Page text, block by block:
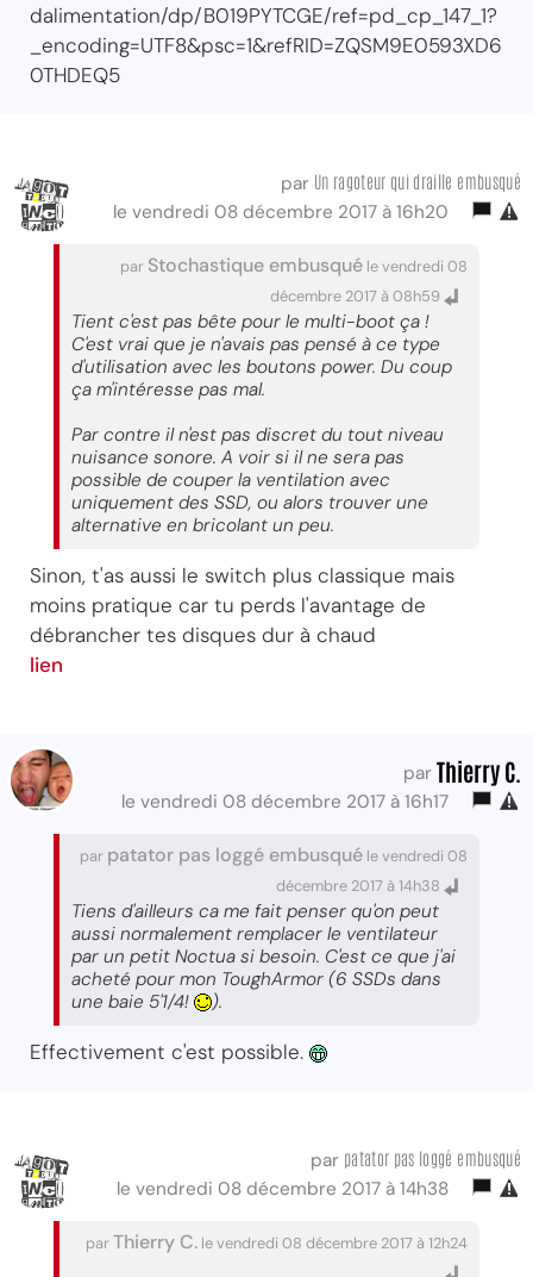
dalimentation/dp/B019PYTCGE/ref=pd_cp_147_1?
_encoding=UTF8&psc=1&refRID=ZQSM9E0593XD6
0THDEQ5
par Un ragoteur qui draille embusqué
le vendredi 08 décembre 2017 à 16h20
par Stochastique embusqué le vendredi 08
décembre 2017 à 08h59
Tient c'est pas bête pour le multi-boot ça !
C'est vrai que je n'avais pas pensé à ce type
d'utilisation avec les boutons power. Du coup
ça m'intéresse pas mal.
Par contre il n'est pas discret du tout niveau
nuisance sonore. A voir si il ne sera pas
possible de couper la ventilation avec
uniquement des SSD, ou alors trouver une
alternative en bricolant un peu.
Sinon, t'as aussi le switch plus classique mais
moins pratique car tu perds l'avantage de
débrancher tes disques dur à chaud
lien
par Thierry C.
le vendredi 08 décembre 2017 à 16h17
par patator pas loggé embusqué le vendredi 08
décembre 2017 à 14h38
Tiens d'ailleurs ca me fait penser qu'on peut
aussi normalement remplacer le ventilateur
par un petit Noctua si besoin. C'est ce que j'ai
acheté pour mon ToughArmor (6 SSDs dans
une baie 5'1/4!
).
Effectivement c'est possible.
par patator pas loggé embusqué
le vendredi 08 décembre 2017 à 14h38
parThierry C. le vendredi 08 décembre 2017 à 12h24